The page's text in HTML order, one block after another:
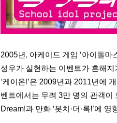
2005년, 아케이드 게임 ‘아이돌
성우가 실현하는 이벤트가 흔해
‘케이온!’은 2009년과 2011년에
벤트에서는 무려 3만 명의 관객이
Dream!과 만화 ‘봇치·더·록!’에